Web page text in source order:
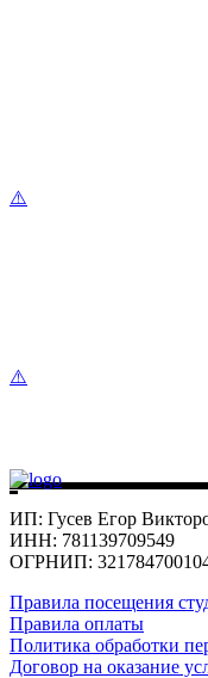
ИП: Гусев Егор
ИНН: 781139709549
ОГРНИП:
Правила посещения
Правила оплаты
Политика обработки
Договор на оказание